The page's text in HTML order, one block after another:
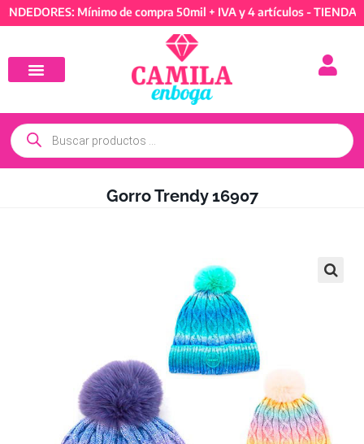
Mínimo de compra 50mil + IVA y 4 artículos - TIENDA
Gorro Trendy 16907